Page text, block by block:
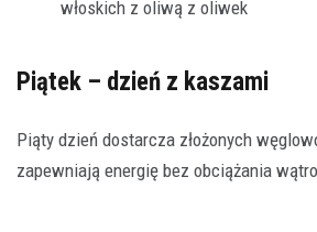
włoskich z oliwą z oliwek
Piątek – dzień z kaszami
Piąty dzień dostarcza złożonych
zapewniają energię bez obciążania